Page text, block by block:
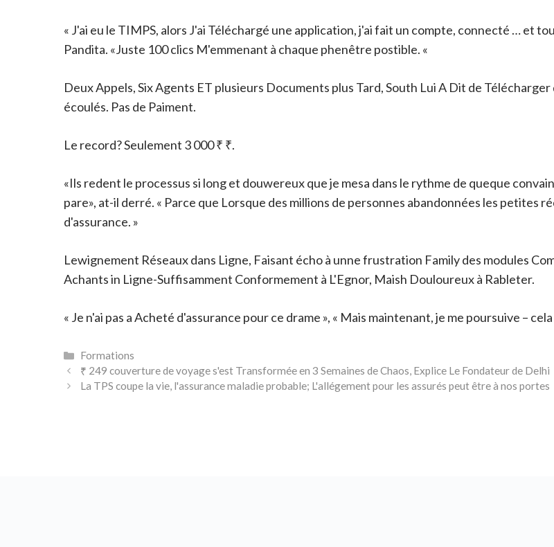
« J'ai eu le TIMPS, alors J'ai Téléchargé une application, j'ai fait un compte, connecté … et
Pandita. «Juste 100 clics M'emmenant à chaque phenêtre postible. «
Deux Appels, Six Agents ET plusieurs Documents plus Tard, South Lui A Dit de
écoulés. Pas de Paiment.
Le record? Seulement 3 000 ₹ ₹.
«Ils redent le processus si long et douwereux que je mesa dans le rythme de queque
pare», at-il derré. « Parce que Lorsque des millions de personnes abandonnées les petites
d'assurance. »
Lewignement Réseaux dans Ligne, Faisant écho à unne frustration Family des modules
Achants in Ligne-Suffisamment Conformement à L'Egnor, Maish Douloureux à Rableter.
« Je n'ai pas a Acheté d'assurance pour ce drame », « Mais maintenant, je me poursuive –
Catégories
Formations
₹ 249 couverture de voyage s'est Transformée en 3 Semaines de Chaos, Explice Le Fondateur de Delhi
La TPS coupe la vie, l'assurance maladie probable; L'allégement pour les assurés peut être à nos portes